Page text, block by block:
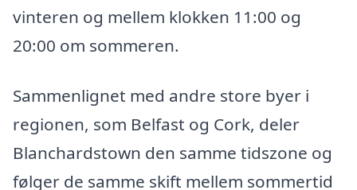
vinteren og mellem klokken 11:00 og
20:00 om sommeren.
Sammenlignet med andre store byer i
regionen, som Belfast og Cork, deler
Blanchardstown den samme tidszone og
følger de samme skift mellem sommertid